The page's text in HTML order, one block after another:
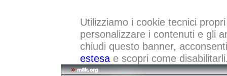
Utilizziamo i cookie tecnici
personalizzare i contenuti e gli
chiudi questo banner,
estesae scopri come